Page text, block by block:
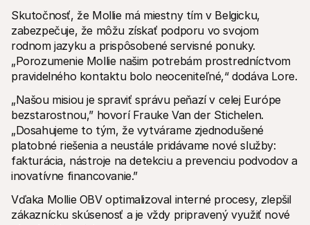
Skutočnosť, že Mollie má miestny tím v Belgicku,
zabezpečuje, že môžu získať podporu vo svojom
rodnom jazyku a prispôsobené servisné ponuky.
„Porozumenie Mollie našim potrebám prostredníctvom
pravidelného kontaktu bolo neoceniteľné,“ dodáva Lore.
„Našou misiou je spraviť správu peňazí v celej Európe
bezstarostnou,” hovorí Frauke Van der Stichelen.
„Dosahujeme to tým, že vytvárame zjednodušené
platobné riešenia a neustále pridávame nové služby:
fakturácia, nástroje na detekciu a prevenciu podvodov a
inovatívne financovanie.”
Vďaka Mollie OBV optimalizoval interné procesy, zlepšil
zákaznícku skúsenosť a je vždy pripravený využiť nové